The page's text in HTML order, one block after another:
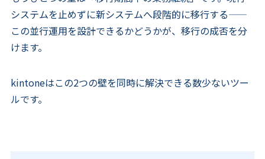
システムを止めずに新システムへ段階的に移行する——
この並行運用を設計できるかどうかが、移行の成否を分
けます。
kintoneはこの2つの壁を同時に解決できる数少ないツー
ルです。